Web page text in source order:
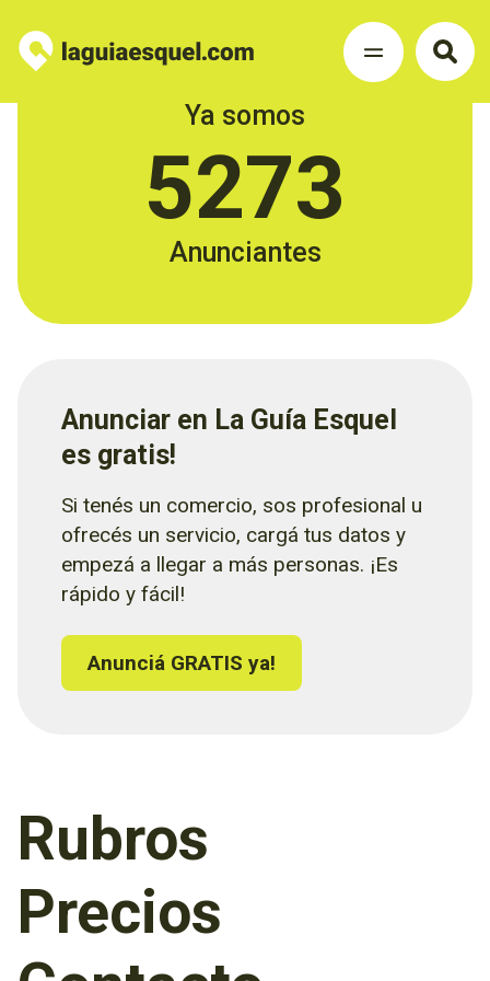
Ya somos
5273
Anunciantes
Anunciar en La Guía Esquel
es gratis!
Si tenés un comercio, sos profesional u
ofrecés un servicio, cargá tus datos y
empezá a llegar a más personas. ¡Es
rápido y fácil!
Anunciá GRATIS ya!
Rubros
Precios